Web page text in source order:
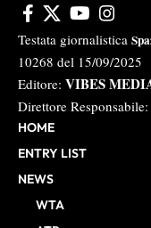
Testata giornalistica
10268 del 15/09/2025
Editore: VIBES
Direttore
HOME
ENTRY LIST
NEWS
WTA